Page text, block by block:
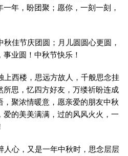
年，盼团聚；愿你，一刻一刻，
佳节庆团圆；月儿圆圆心更圆，
业圆！中秋节快乐！
上西楼，思远方故人，千般思念挂
思，忆四方好友，万缕祈盼连成
聚浓情暖意，愿亲爱的朋友中秋
的美美满满，过的风风火火，一
人心，又是一年中秋时，思念层层